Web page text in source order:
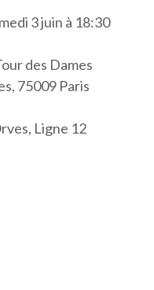
3 juin à 18:30
des Dames
75009 Paris
Ligne 12